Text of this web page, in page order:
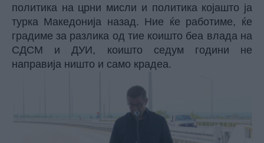
политика на црни мисли и политика којашто ја
турка Македонија назад. Ние ќе работиме, ќе
градиме за разлика од тие коишто беа влада на
СДСМ и ДУИ, коишто седум години не
направија ништо и само крадеа.